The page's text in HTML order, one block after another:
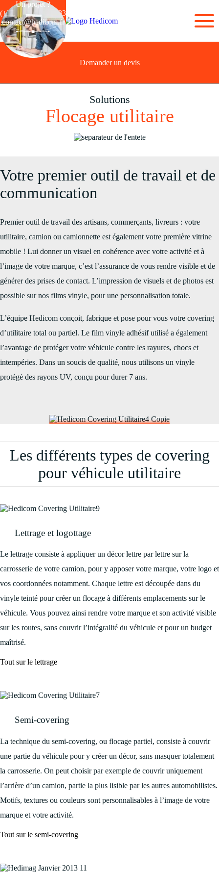
Un projet ?
(+33) 03 28 44 26 83
contact@hedicom.fr
Demander un devis
Solutions
Flocage utilitaire
Votre premier outil de travail et de
communication
Premier outil de travail des artisans, commerçants, livreurs : votre
utilitaire, camion ou camionnette est également votre première vitrine
mobile ! Lui donner un visuel en cohérence avec votre activité et à
l’image de votre marque, c’est l’assurance de vous rendre visible et de
générer des prises de contact. L’impression de visuels et de photos est
possible sur nos films vinyle, pour une personnalisation totale.
L’équipe Hedicom conçoit, fabrique et pose pour vous votre covering
d’utilitaire total ou partiel. Le film vinyle adhésif utilisé a également
l’avantage de protéger votre véhicule contre les rayures, chocs et
intempéries. Dans un soucis de qualité, nous utilisons un vinyle
protégé des rayons UV, conçu pour durer 7 ans.
Les différents types de covering
pour véhicule utilitaire
Lettrage et logottage
Le lettrage consiste à appliquer un décor lettre par lettre sur la
carrosserie de votre camion, pour y apposer votre marque, votre logo et
vos coordonnées notamment. Chaque lettre est découpée dans du
vinyle teinté pour créer un flocage à différents emplacements sur le
véhicule. Vous pouvez ainsi rendre votre marque et son activité visible
sur les routes, sans couvrir l’intégralité du véhicule et pour un budget
maîtrisé.
Tout sur le lettrage
Semi-covering
La technique du semi-covering, ou flocage partiel, consiste à couvrir
une partie du véhicule pour y créer un décor, sans masquer totalement
la carrosserie. On peut choisir par exemple de couvrir uniquement
l’arrière d’un camion, partie la plus lisible par les autres automobilistes.
Motifs, textures ou couleurs sont personnalisables à l’image de votre
marque et votre activité.
Tout sur le semi-covering